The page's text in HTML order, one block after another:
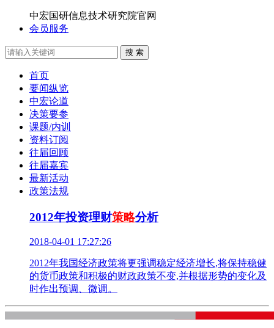
中宏国研信息技术研究院官网
会员服务
搜 索
首页
要闻纵览
中宏论道
决策要参
课题/内训
资料订阅
往届回顾
往届嘉宾
最新活动
政策法规
2012年投资理财策略分析
2018-04-01 17:27:26
2012年我国经济政策将更强调稳定经济增长,将保持稳健
的货币政策和积极的财政政策不变,并根据形势的变化及
时作出预调、微调。